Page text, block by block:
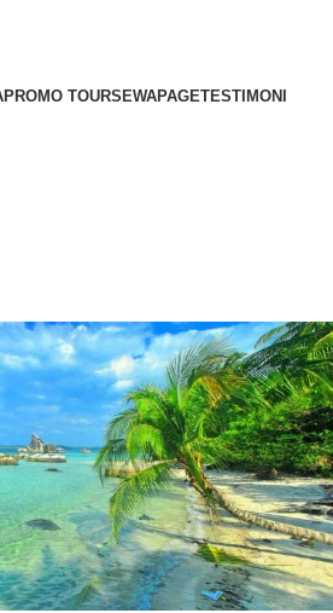
PROMO TOURSEWAPAGETESTIMONI